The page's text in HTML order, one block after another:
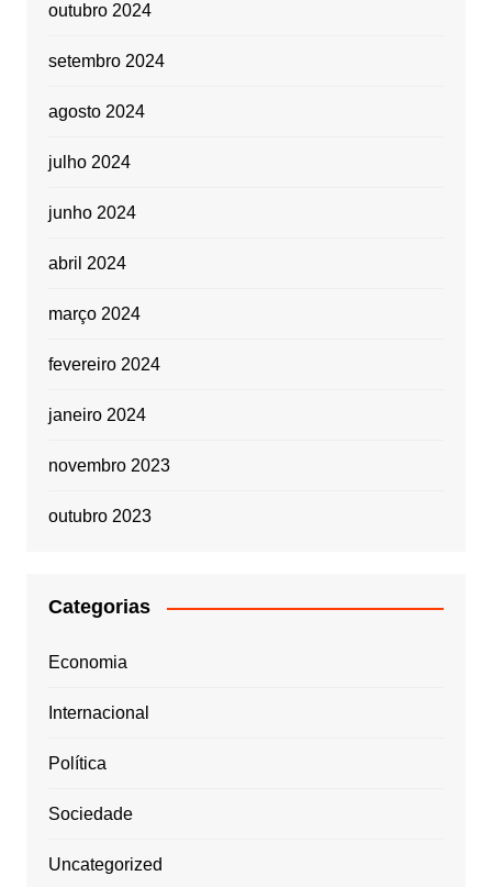
outubro 2024
setembro 2024
agosto 2024
julho 2024
junho 2024
abril 2024
março 2024
fevereiro 2024
janeiro 2024
novembro 2023
outubro 2023
Categorias
Economia
Internacional
Política
Sociedade
Uncategorized